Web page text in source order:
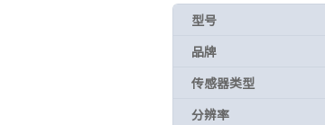
型号
品牌
传感器类型
分辨率